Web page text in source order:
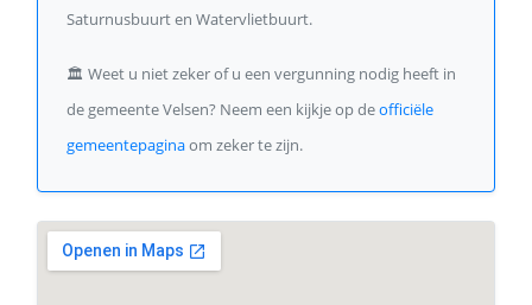
Saturnusbuurt en Watervlietbuurt.
🏛️ Weet u niet zeker of u een vergunning nodig heeft in
de gemeente Velsen? Neem een kijkje op deofficiële
gemeentepaginaom zeker te zijn.